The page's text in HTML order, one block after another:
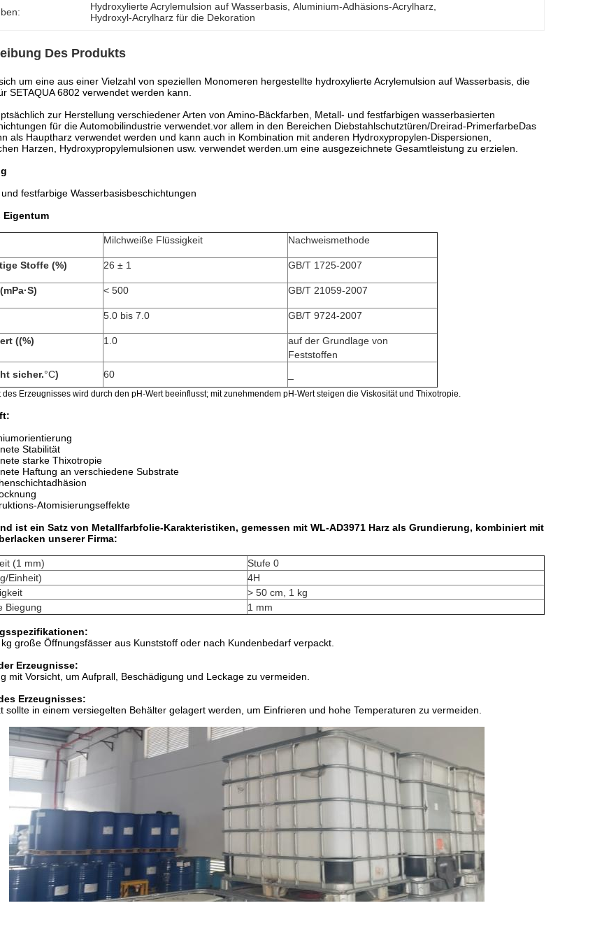
Hydroxylierte Acrylemulsion auf Wasserbasis , Aluminium-Adhäsions-Acrylharz
Hydroxyl-Acrylharz für die Dekoration
Des Produkts
um eine aus einer Vielzahl von speziellen Monomeren hergestellte hydroxylierte Acrylemulsion auf Wasserbasis, die
SETAQUA 6802 verwendet werden kann.
zur Herstellung verschiedener Arten von Amino-Bäckfarben, Metall- und festfarbigen wasserbasierten
für die Automobilindustrie verwendet.vor allem in den Bereichen Diebstahlschutztüren/Dreirad-PrimerfarbeDas
als Hauptharz verwendet werden und kann auch in Kombination mit anderen Hydroxypropylen-Dispersionen,
Harzen, Hydroxypropylemulsionen usw. verwendet werden.um eine ausgezeichnete Gesamtleistung zu erzielen.
festfarbige Wasserbasisbeschichtungen
Eigentum
Milchweiße Flüssigkeit Nachweismethode
Stoffe (%) 26 ± 1 GB/T 1725-2007
< 500 GB/T 21059-2007
5.0 bis 7.0 GB/T 9724-2007
((%) 1.0
auf der Grundlage von
Feststoffen
sicher.°C) 60
des Erzeugnisses wird durch den pH-Wert beeinflusst; mit zunehmendem pH-Wert steigen die Viskosität und Thixotropie.
Stabilität
starke Thixotropie
Haftung an verschiedene Substrate
Atomisierungseffekte
ist ein Satz von Metallfarbfolie-Karakteristiken, gemessen mit WL-AD3971 Harz als Grundierung, kombiniert mit
unserer Firma:
(1 mm)
Stufe 0
Einheit)
4H
> 50 cm, 1 kg
Biegung
1 mm
große Öffnungsfässer aus Kunststoff oder nach Kundenbedarf verpackt.
Erzeugnisse:
mit Vorsicht, um Aufprall, Beschädigung und Leckage zu vermeiden.
Erzeugnisses:
sollte in einem versiegelten Behälter gelagert werden, um Einfrieren und hohe Temperaturen zu vermeiden.